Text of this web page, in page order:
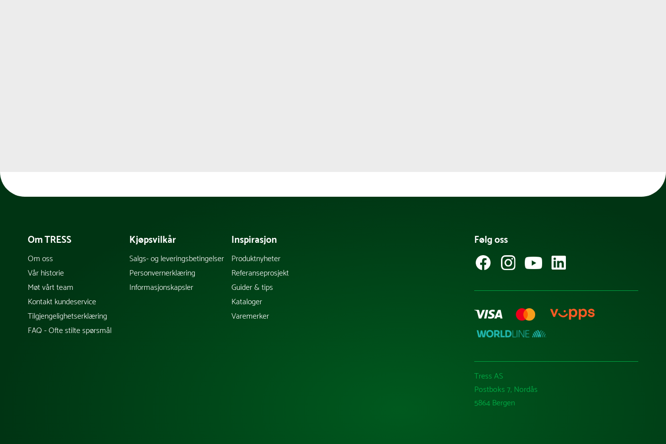
Om TRESS
Om oss
Vår historie
Møt vårt team
Kontakt kundeservice
Tilgjengelighetserklæring
FAQ - Ofte stilte spørsmål
Kjøpsvilkår
Salgs- og leveringsbetingelser
Personvernerklæring
Informasjonskapsler
Inspirasjon
Produktnyheter
Referanseprosjekt
Guider & tips
Kataloger
Varemerker
Følg oss
Tress AS
Postboks 7, Nordås
5864 Bergen